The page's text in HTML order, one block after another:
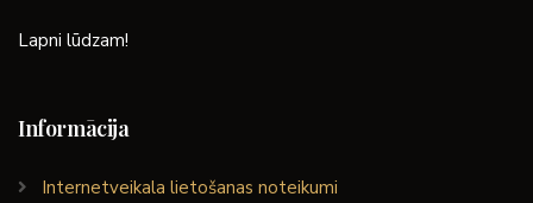
Lapni lūdzam!
Informācija
Internetveikala lietošanas noteikumi